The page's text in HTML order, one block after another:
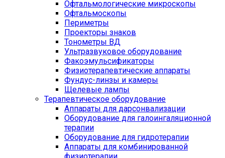
Офтальмологические микроскопы
Офтальмоскопы
Периметры
Проекторы знаков
Тонометры ВД
Ультразвуковое оборудование
Факоэмульсификаторы
Физиотерапевтические аппараты
Фундус-линзы и камеры
Щелевые лампы
Терапевтическое оборудование
Аппараты для дарсонвализации
Оборудование для галоингаляционной
терапии
Оборудование для гидротерапии
Аппараты для комбинированной